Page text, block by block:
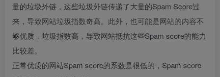
量的垃圾外链，这些垃圾外链传递了大量的Spam Score过
来，导致网站垃圾指数奇高。此外，也可能是网站的内容不
够优质，垃圾指数高，导致网站抵抗这些Spam score的能力
比较差。
正常优质的网站Spam score的系数是很低的，Spam score